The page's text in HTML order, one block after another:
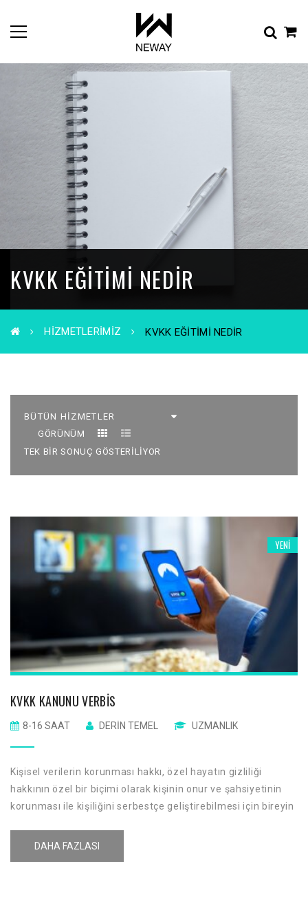
KVKK EĞITIMI NEDIR
HIZMETLERIMIZ KVKK EĞITIMI NEDIR
GÖRÜNÜM
TEK BIR SONUÇ GÖSTERILIYOR
YENI
KVKK KANUNU VERBIS
8-16 SAAT DERIN TEMEL UZMANLIK
Kişisel verilerin korunması hakkı, özel hayatın gizliliği
hakkının özel bir biçimi olarak kişinin onur ve şahsiyetinin
korunması ile kişiliğini serbestçe geliştirebilmesi için bireyin
sırasında korumayı amaçlamaktadır.
DAHA FAZLASI